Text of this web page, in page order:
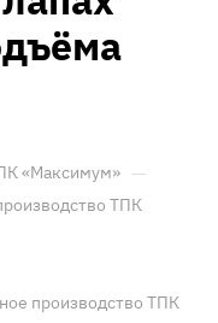
«Максимум» —
ТПК
производство ТПК